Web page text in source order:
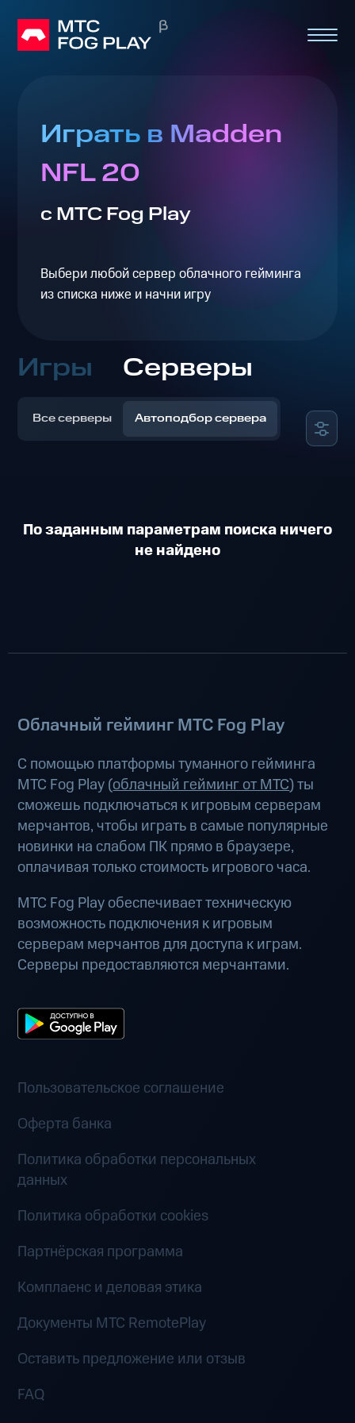
Играть в Madden
NFL 20
с МТС Fog Play
Выбери любой сервер облачного гейминга
из списка ниже и начни игру
Игры Серверы
Все серверы Автоподбор сервера
По заданным параметрам поиска ничего
не найдено
Облачный гейминг МТС Fog Play
С помощью платформы туманного гейминга
МТС Fog Play (облачный гейминг от МТС) ты
сможешь подключаться к игровым серверам
мерчантов, чтобы играть в самые популярные
новинки на слабом ПК прямо в браузере,
оплачивая только стоимость игрового часа.
МТС Fog Play обеспечивает техническую
возможность подключения к игровым
серверам мерчантов для доступа к играм.
Серверы предоставляются мерчантами.
Пользовательское соглашение
Оферта банка
Политика обработки персональных
данных
Политика обработки cookies
Партнёрская программа
Комплаенс и деловая этика
Документы MTC RemotePlay
Оставить предложение или отзыв
FAQ